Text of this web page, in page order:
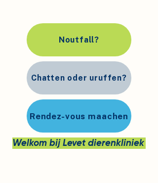
Noutfall?
Welkom bij Levet dierenkliniek bv
Chatten oder uruffen?
Rendez-vous maachen